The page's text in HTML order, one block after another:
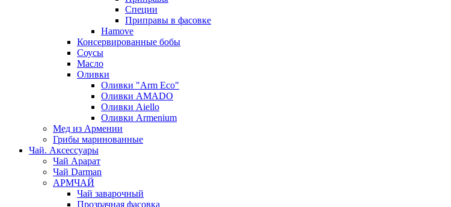
Специи
Приправы в фасовке
Hamove
Консервированные бобы
Соусы
Масло
Оливки
Оливки "Arm Eco"
Оливки AMADO
Оливки Aiello
Оливки Armenium
Мед из Армении
Грибы маринованные
Чай. Аксессуары
Чай Арарат
Чай Darman
АРМЧАЙ
Чай заварочный
Прозрачная фасовка